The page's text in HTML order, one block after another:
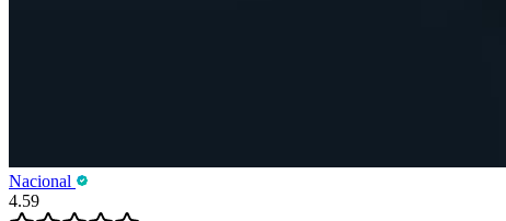
Nacional
4.59